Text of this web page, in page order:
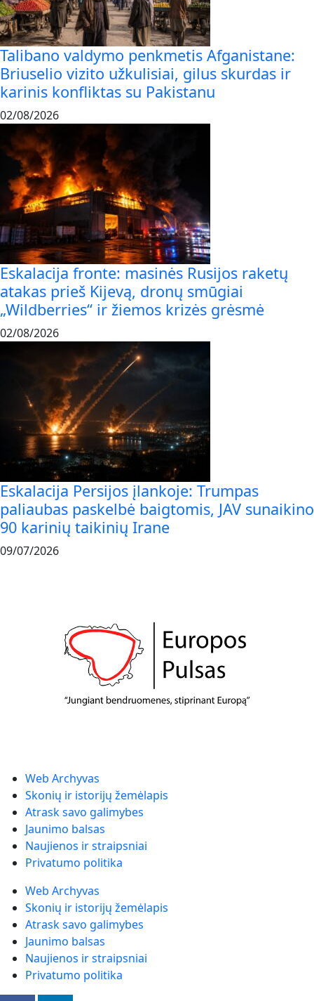
Talibano valdymo penkmetis Afganistane:
Briuselio vizito užkulisiai, gilus skurdas ir
karinis konfliktas su Pakistanu
02/08/2026
Eskalacija fronte: masinės Rusijos raketų
atakas prieš Kijevą, dronų smūgiai
„Wildberries“ ir žiemos krizės grėsmė
02/08/2026
Eskalacija Persijos įlankoje: Trumpas
paliaubas paskelbė baigtomis, JAV sunaikino
90 karinių taikinių Irane
09/07/2026
Web Archyvas
Skonių ir istorijų žemėlapis
Atrask savo galimybes
Jaunimo balsas
Naujienos ir straipsniai
Privatumo politika
Web Archyvas
Skonių ir istorijų žemėlapis
Atrask savo galimybes
Jaunimo balsas
Naujienos ir straipsniai
Privatumo politika